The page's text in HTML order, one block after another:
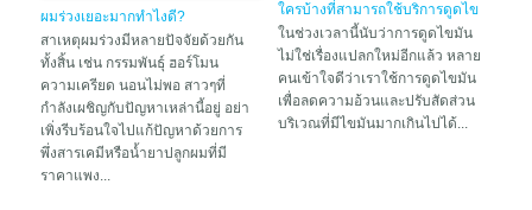
ผมร่วงเยอะมากทำไงดี?
สาเหตุผมร่วงมีหลายปัจจัยด้วยกัน
ทั้งสิ้น เช่น กรรมพันธุ์ ฮอร์โมน
ความเครียด นอนไม่พอ สาวๆที่
กำลังเผชิญกับปัญหาเหล่านี้อยู่ อย่า
เพิ่งรีบร้อนใจไปแก้ปัญหาด้วยการ
พึ่งสารเคมีหรือน้ำยาปลูกผมที่มี
ราคาแพง...
ใครบ้างที่สามารถใช้บริการดูดไข
มันหมอลูกหนูได้
ในช่วงเวลานี้นับว่าการดูดไขมัน
ไม่ใช่เรื่องแปลกใหม่อีกแล้ว หลาย
คนเข้าใจดีว่าเราใช้การดูดไขมัน
เพื่อลดความอ้วนและปรับสัดส่วน
บริเวณที่มีไขมันมากเกินไปได้...